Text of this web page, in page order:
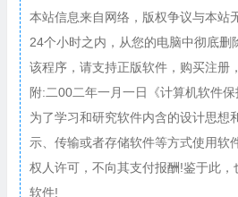
本站信息来自网络，版权争议与本站
24个小时之内，从您的电脑中彻底删
该程序，请支持正版软件，购买注册
附:二00二年一月一日《计算机软件
为了学习和研究软件内含的设计思想
示、传输或者存储软件等方式使用软
权人许可，不向其支付报酬!鉴于此
软件!